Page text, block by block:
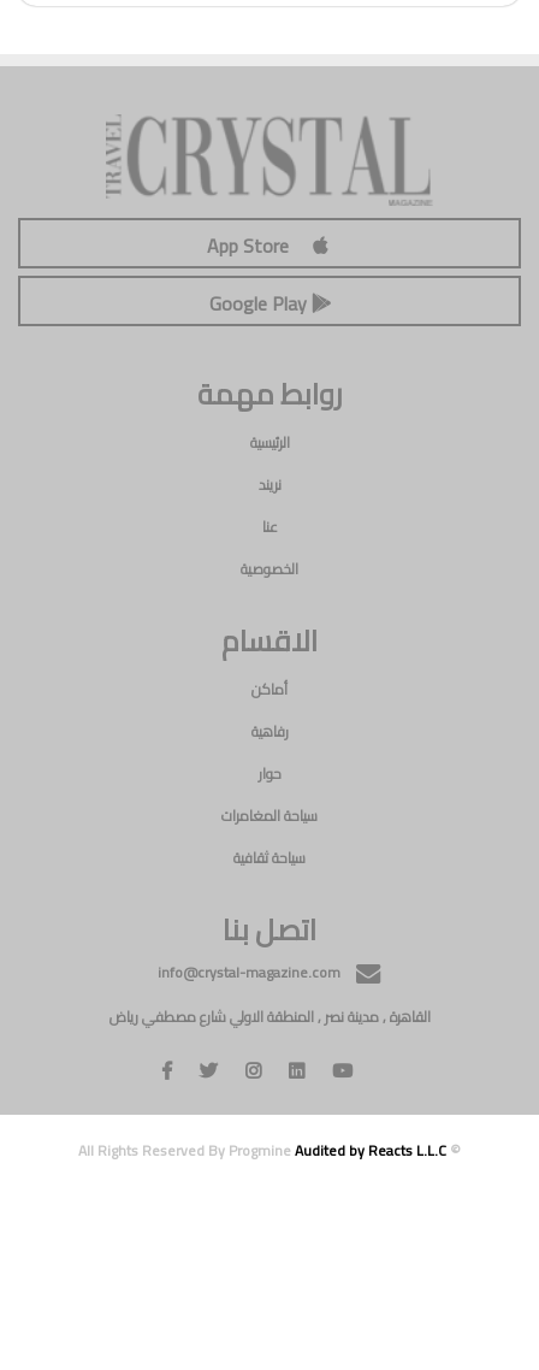
App Store
Google Play
روابط مهمة
الرئيسية
نريند
الخصوصية
الاقسام
أماكن
رفاهية
حوار
سياحة المغامرات
سياحة ثقافية
اتصل بنا
info@crystal-magazine.com
القاهرة , مدينة نصر , المنطقة الاولي شارع مصطفي رياض
Audited by Reacts L.L.C